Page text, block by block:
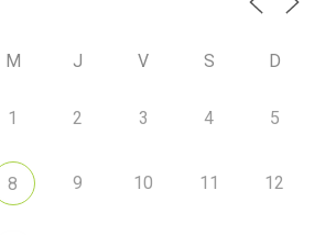
M J V S D
1 2 3 4 5
8 9 10 11 12